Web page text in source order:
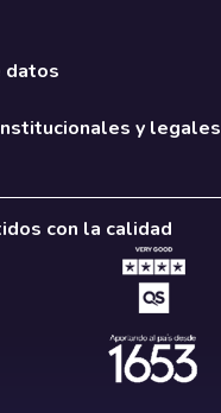
datos
y legales
con la calidad